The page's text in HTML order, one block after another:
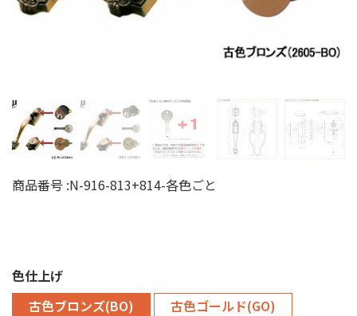
商品番号 :N-916-813+814-各色ごと
色仕上げ
古色ブロンズ(BO)
古色ゴールド(GO)